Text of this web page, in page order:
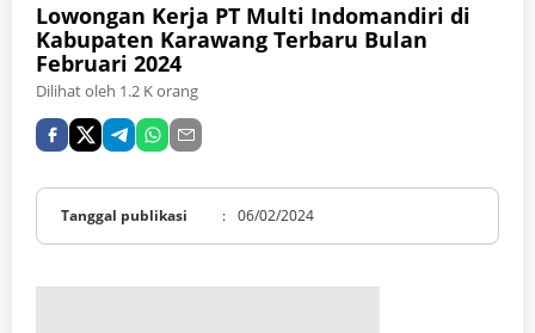
Lowongan Kerja PT Multi Indomandiri di
Kabupaten Karawang Terbaru Bulan
Februari 2024
Dilihat oleh 1.2 K orang
Tanggal publikasi : 06/02/2024